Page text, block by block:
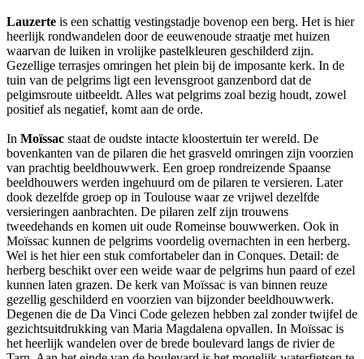
Lauzerte is een schattig vestingstadje bovenop een berg. Het is hier
heerlijk rondwandelen door de eeuwenoude straatje met huizen
waarvan de luiken in vrolijke pastelkleuren geschilderd zijn.
Gezellige terrasjes omringen het plein bij de imposante kerk. In de
tuin van de pelgrims ligt een levensgroot ganzenbord dat de
pelgimsroute uitbeeldt. Alles wat pelgrims zoal bezig houdt, zowel
positief als negatief, komt aan de orde.
In Moïssac staat de oudste intacte kloostertuin ter wereld. De
bovenkanten van de pilaren die het grasveld omringen zijn voorzien
van prachtig beeldhouwwerk. Een groep rondreizende Spaanse
beeldhouwers werden ingehuurd om de pilaren te versieren. Later
dook dezelfde groep op in Toulouse waar ze vrijwel dezelfde
versieringen aanbrachten. De pilaren zelf zijn trouwens
tweedehands en komen uit oude Romeinse bouwwerken. Ook in
Moïssac kunnen de pelgrims voordelig overnachten in een herberg.
Wel is het hier een stuk comfortabeler dan in Conques. Detail: de
herberg beschikt over een weide waar de pelgrims hun paard of ezel
kunnen laten grazen. De kerk van Moïssac is van binnen reuze
gezellig geschilderd en voorzien van bijzonder beeldhouwwerk.
Degenen die de Da Vinci Code gelezen hebben zal zonder twijfel de
gezichtsuitdrukking van Maria Magdalena opvallen. In Moïssac is
het heerlijk wandelen over de brede boulevard langs de rivier de